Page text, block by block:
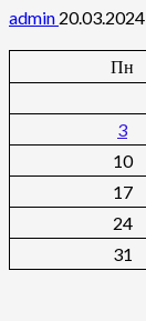
admin 20.03.2024
Пн
3
10
17
24
31